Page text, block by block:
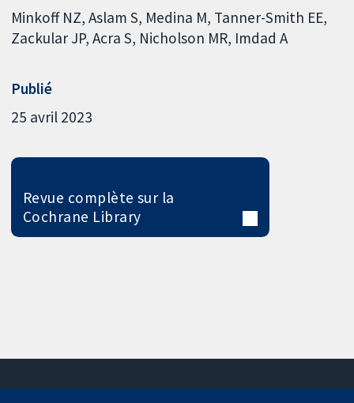
Minkoff NZ Aslam S Medina M Tanner-Smith EE
Zackular JP Acra S Nicholson MR Imdad A
Publié
25 avril 2023
Revue complète sur la
Cochrane Library